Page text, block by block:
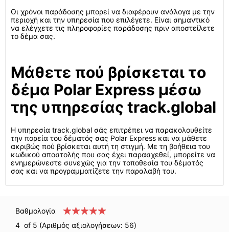
Οι χρόνοι παράδοσης μπορεί να διαφέρουν ανάλογα με την
περιοχή και την υπηρεσία που επιλέγετε. Είναι σημαντικό
να ελέγχετε τις πληροφορίες παράδοσης πριν αποστείλετε
το δέμα σας.
Μάθετε πού βρίσκεται το
δέμα Polar Express μέσω
της υπηρεσίας track.global
Η υπηρεσία track.global σάς επιτρέπει να παρακολουθείτε
την πορεία του δέματός σας Polar Express και να μάθετε
ακριβώς πού βρίσκεται αυτή τη στιγμή. Με τη βοήθεια του
κωδικού αποστολής που σας έχει παρασχεθεί, μπορείτε να
ενημερώνεστε συνεχώς για την τοποθεσία του δέματός
σας και να προγραμματίζετε την παραλαβή του.
Βαθμολογία
4 of 5 (Αριθμός αξιολογήσεων: 56)